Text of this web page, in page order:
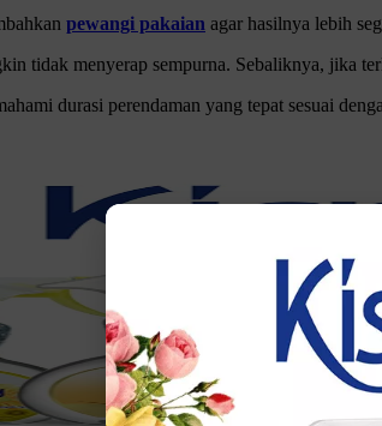
pewangi pakaian agar hasilnya lebih
tidak menyerap sempurna. Sebaliknya, jika
durasi perendaman yang tepat sesuai